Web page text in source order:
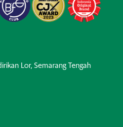
Lor, Semarang Tengah